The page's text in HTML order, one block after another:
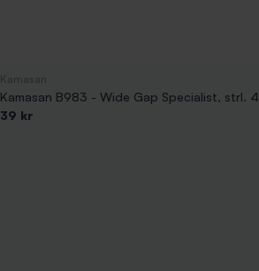
Kamasan B983 - Wide Gap Specialist, strl. 4
39 kr